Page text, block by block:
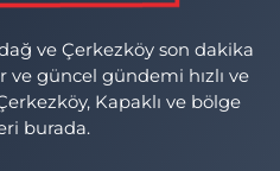
ve Çerkezköy son dakika
güncel gündemi hızlı ve
Kapaklı ve bölge
burada.